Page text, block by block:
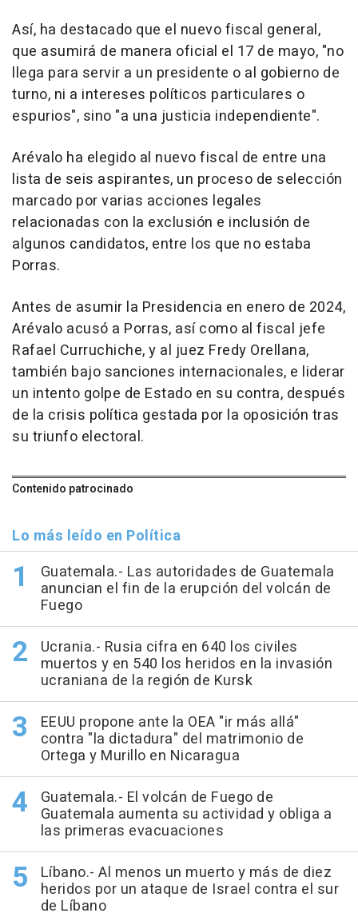
Así, ha destacado que el nuevo fiscal general,
que asumirá de manera oficial el 17 de mayo, "no
llega para servir a un presidente o al gobierno de
turno, ni a intereses políticos particulares o
espurios", sino "a una justicia independiente".
Arévalo ha elegido al nuevo fiscal de entre una
lista de seis aspirantes, un proceso de selección
marcado por varias acciones legales
relacionadas con la exclusión e inclusión de
algunos candidatos, entre los que no estaba
Porras.
Antes de asumir la Presidencia en enero de 2024,
Arévalo acusó a Porras, así como al fiscal jefe
Rafael Curruchiche, y al juez Fredy Orellana,
también bajo sanciones internacionales, e liderar
un intento golpe de Estado en su contra, después
de la crisis política gestada por la oposición tras
su triunfo electoral.
Contenido patrocinado
Lo más leído en Política
Guatemala.- Las autoridades de Guatemala
anuncian el fin de la erupción del volcán de
Fuego
Ucrania.- Rusia cifra en 640 los civiles
muertos y en 540 los heridos en la invasión
ucraniana de la región de Kursk
EEUU propone ante la OEA "ir más allá"
contra "la dictadura" del matrimonio de
Ortega y Murillo en Nicaragua
Guatemala.- El volcán de Fuego de
Guatemala aumenta su actividad y obliga a
las primeras evacuaciones
Líbano.- Al menos un muerto y más de diez
heridos por un ataque de Israel contra el sur
de Líbano